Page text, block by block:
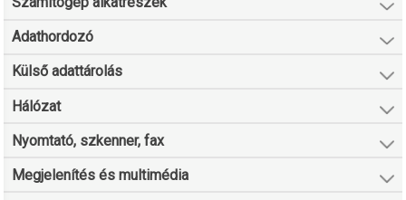
Adathordozó
Külső adattárolás
Hálózat
Nyomtató, szkenner, fax
Megjelenítés és multimédia